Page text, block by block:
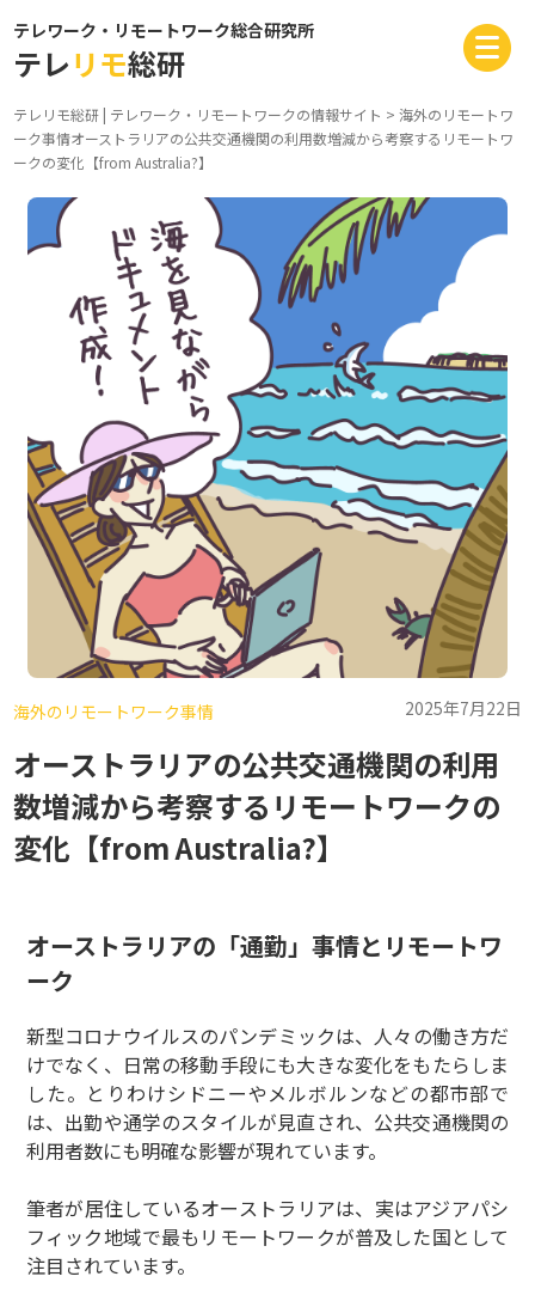
テレワーク・リモートワーク総合研究所
テレリモ総研
テレリモ総研 | テレワーク・リモートワークの情報サイト >海外のリモートワ
ーク事情オーストラリアの公共交通機関の利用数増減から考察するリモートワ
ークの変化【from Australia?】
海外のリモートワーク事情 2025年7月22日
オーストラリアの公共交通機関の利用
数増減から考察するリモートワークの
変化【from Australia?】
オーストラリアの「通勤」事情とリモートワ
ーク
新型コロナウイルスのパンデミックは、人々の働き方だ
けでなく、日常の移動手段にも大きな変化をもたらしま
した。とりわけシドニーやメルボルンなどの都市部で
は、出勤や通学のスタイルが見直され、公共交通機関の
利用者数にも明確な影響が現れています。
筆者が居住しているオーストラリアは、実はアジアパシ
フィック地域で最もリモートワークが普及した国として
注目されています。